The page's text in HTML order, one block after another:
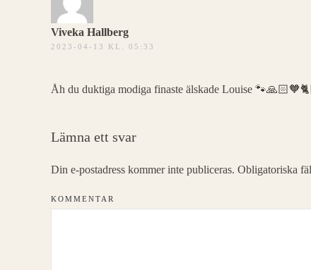
Viveka Hallberg
2023-04-13 KL. 05:33
Åh du duktiga modiga finaste älskade Louise
Lämna ett svar
Din e-postadress kommer inte publiceras. Obligatoriska
KOMMENTAR